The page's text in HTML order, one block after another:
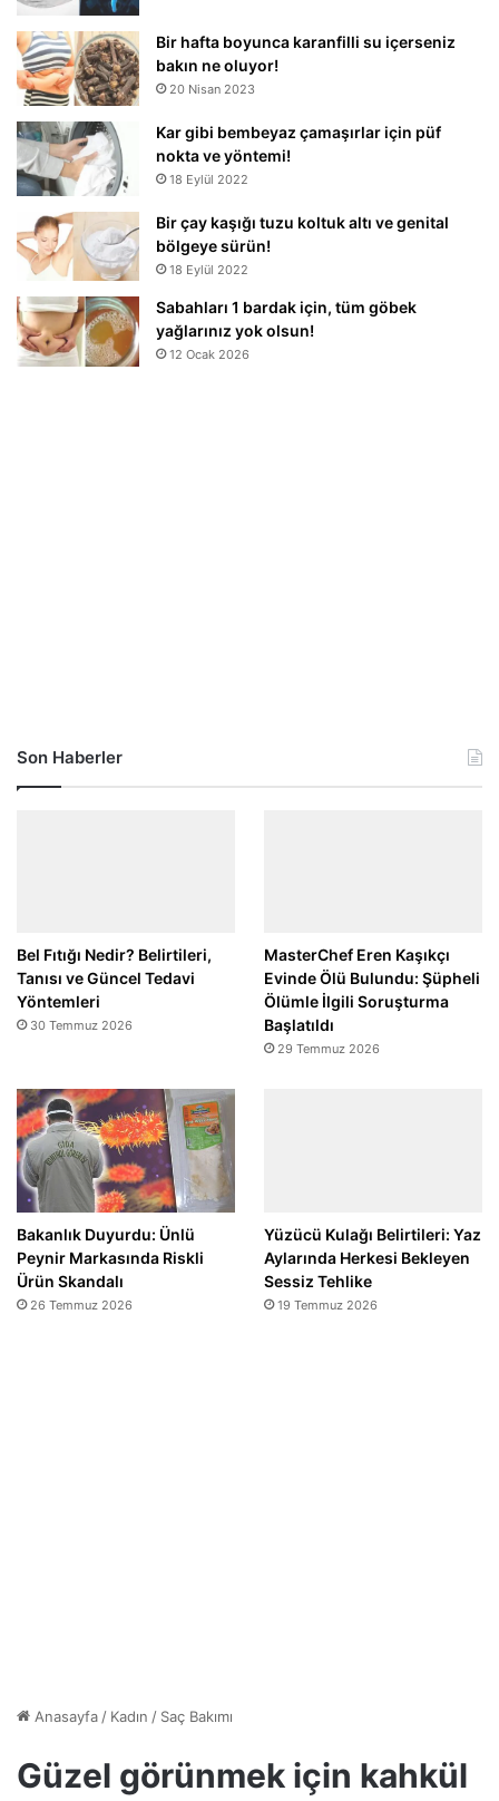
Bir hafta boyunca karanfilli su içerseniz
bakın ne oluyor!
20 Nisan 2023
Kar gibi bembeyaz çamaşırlar için püf
nokta ve yöntemi!
18 Eylül 2022
Bir çay kaşığı tuzu koltuk altı ve genital
bölgeye sürün!
18 Eylül 2022
Sabahları 1 bardak için, tüm göbek
yağlarınız yok olsun!
12 Ocak 2026
Son Haberler
Bel Fıtığı Nedir? Belirtileri,
Tanısı ve Güncel Tedavi
Yöntemleri
30 Temmuz 2026
MasterChef Eren Kaşıkçı
Evinde Ölü Bulundu: Şüpheli
Ölümle İlgili Soruşturma
Başlatıldı
29 Temmuz 2026
Bakanlık Duyurdu: Ünlü
Peynir Markasında Riskli
Ürün Skandalı
26 Temmuz 2026
Yüzücü Kulağı Belirtileri: Yaz
Aylarında Herkesi Bekleyen
Sessiz Tehlike
19 Temmuz 2026